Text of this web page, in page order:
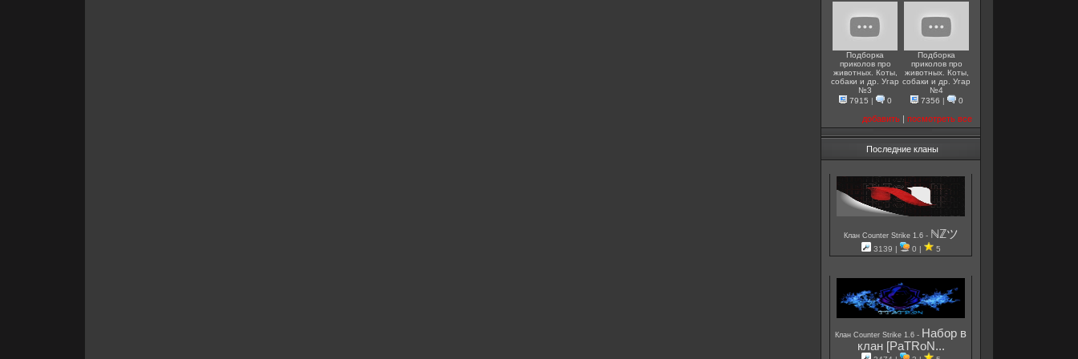
Подборка
приколов про
животных. Коты,
собаки и др. Угар
№3
7915 | 0
Подборка
приколов про
животных. Коты,
собаки и др. Угар
№4
7356 | 0
добавить | посмотреть все
Последние кланы
Клан Counter Strike 1.6 - ℕℤツ
3139 | 0 | 5
Клан Counter Strike 1.6 - Набор в
клан [PaTRoN...